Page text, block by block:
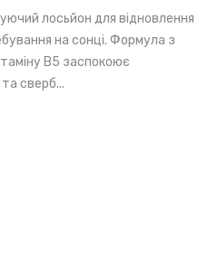
лосьйон для відновлення
на сонці. Формула з
B5 заспокоює
сверб...